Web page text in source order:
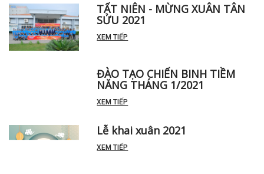
TẤT NIÊN - MỪNG XUÂN TÂN
SỬU 2021
ĐÀO TẠO CHIẾN BINH TIỀM
NĂNG THÁNG 1/2021
Lễ khai xuân 2021